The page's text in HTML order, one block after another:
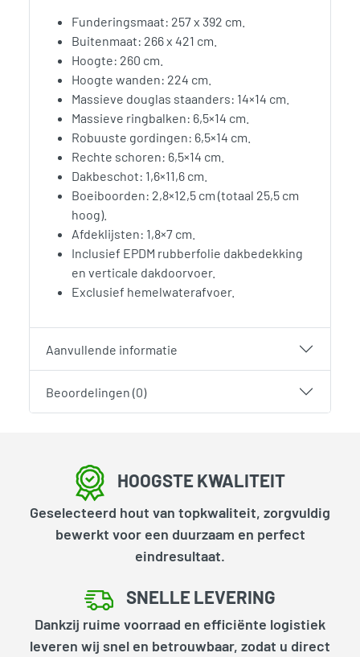
Funderingsmaat: 257 x 392 cm.
Buitenmaat: 266 x 421 cm.
Hoogte: 260 cm.
Hoogte wanden: 224 cm.
Massieve douglas staanders: 14×14 cm.
Massieve ringbalken: 6,5×14 cm.
Robuuste gordingen: 6,5×14 cm.
Rechte schoren: 6,5×14 cm.
Dakbeschot: 1,6×11,6 cm.
Boeiboorden: 2,8×12,5 cm (totaal 25,5 cm
hoog).
Afdeklijsten: 1,8×7 cm.
Inclusief EPDM rubberfolie dakbedekking
en verticale dakdoorvoer.
Exclusief hemelwaterafvoer.
Aanvullende informatie
Beoordelingen (0)
HOOGSTE KWALITEIT
Geselecteerd hout van topkwaliteit, zorgvuldig
bewerkt voor een duurzaam en perfect
eindresultaat.
SNELLE LEVERING
Dankzij ruime voorraad en efficiënte logistiek
leveren wij snel en betrouwbaar, zodat u direct